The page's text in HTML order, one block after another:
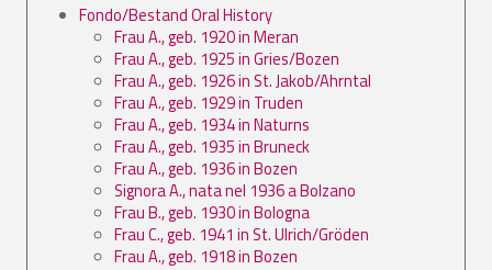
Fondo/Bestand Oral History
Frau A., geb. 1920 in Meran
Frau A., geb. 1925 in Gries/Bozen
Frau A., geb. 1926 in St. Jakob/Ahrntal
Frau A., geb. 1929 in Truden
Frau A., geb. 1934 in Naturns
Frau A., geb. 1935 in Bruneck
Frau A., geb. 1936 in Bozen
Signora A., nata nel 1936 a Bolzano
Frau B., geb. 1930 in Bologna
Frau C., geb. 1941 in St. Ulrich/Gröden
Frau A., geb. 1918 in Bozen